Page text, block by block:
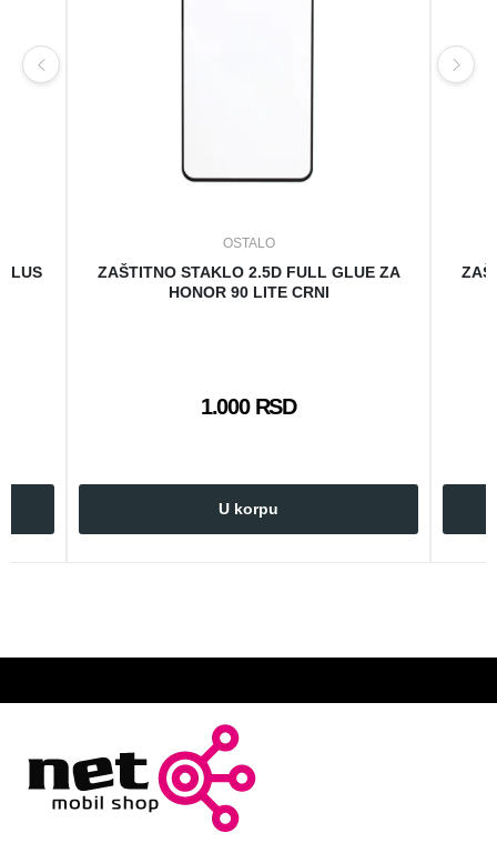
OSTALO
ZAŠTITNO STAKLO 2.5D FULL GLUE ZA
HONOR 90 LITE CRNI
1.000 RSD
U korpu